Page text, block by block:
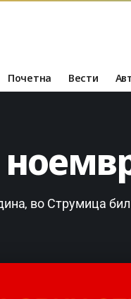
Почетна Вести
во Струмица